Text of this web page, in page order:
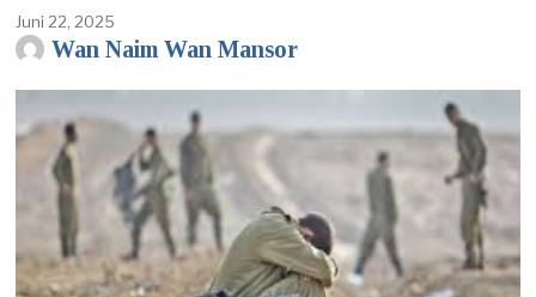
Juni 22, 2025
Wan Naim Wan Mansor